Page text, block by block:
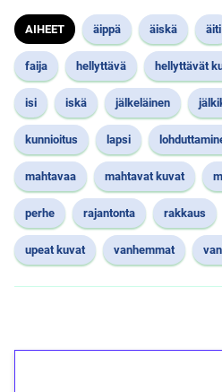
AIHEET äippä äiskä äiti
faija hellyttävä hellyttävät
isi iskä jälkeläinen
kunnioitus lapsi
mahtavaa mahtavat kuvat
perhe rajantonta rakkaus
upeat kuvat vanhemmat